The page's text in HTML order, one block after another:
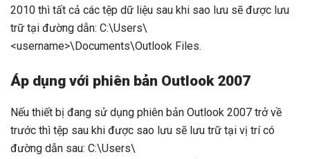
2010 thì tất cả các tệp dữ liệu sau khi sao lưu sẽ được lưu
trữ tại đường dẫn: C:\Users\
<username>\Documents\Outlook Files.
Áp dụng với phiên bản Outlook 2007
Nếu thiết bị đang sử dụng phiên bản Outlook 2007 trở về
trước thì tệp sau khi được sao lưu sẽ lưu trữ tại vị trí có
đường dẫn sau: C:\Users\